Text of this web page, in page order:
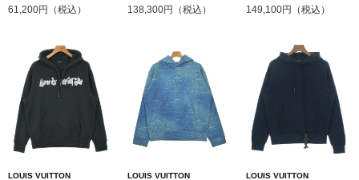
61,200円（税込） 138,300円（税込） 149,100円（税込）
LOUIS VUITTON
LOUIS VUITTON
LOUIS VUITTON